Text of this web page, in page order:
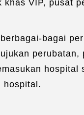
PengiringVIP, pusat
bagai
perubatan,
hospital
hospital.